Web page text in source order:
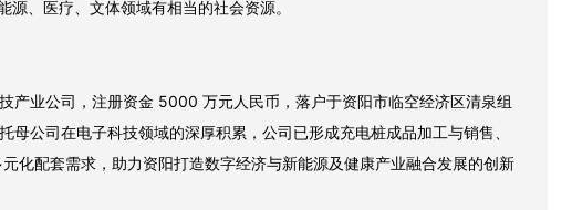
、医疗、文体领域有相当的社会资源。
产业公司 ， 注册资金 5000 万元人民币，落户于资阳市临空经济区清泉组
公司在电子科技领域的深厚积累，公司已形成充电桩成品加工与销售、
化配套需求，助力资阳打造数字经济与新能源及健康产业融合发展的创新